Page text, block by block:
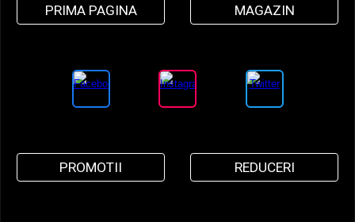
PRIMA PAGINA MAGAZIN
PROMOTII REDUCERI